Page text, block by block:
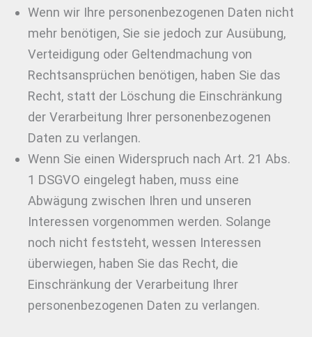
Wenn wir Ihre personenbezogenen Daten nicht
mehr benötigen, Sie sie jedoch zur Ausübung,
Verteidigung oder Geltendmachung von
Rechtsansprüchen benötigen, haben Sie das
Recht, statt der Löschung die Einschränkung
der Verarbeitung Ihrer personenbezogenen
Daten zu verlangen.
Wenn Sie einen Widerspruch nach Art. 21 Abs.
1 DSGVO eingelegt haben, muss eine
Abwägung zwischen Ihren und unseren
Interessen vorgenommen werden. Solange
noch nicht feststeht, wessen Interessen
überwiegen, haben Sie das Recht, die
Einschränkung der Verarbeitung Ihrer
personenbezogenen Daten zu verlangen.